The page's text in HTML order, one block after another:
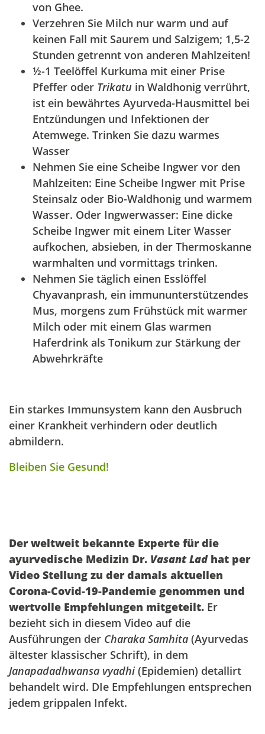
von Ghee.
Verzehren Sie Milch nur warm und auf
keinen Fall mit Saurem und Salzigem; 1,5-2
Stunden getrennt von anderen Mahlzeiten!
½-1 Teelöffel Kurkuma mit einer Prise
Pfeffer oder Trikatu in Waldhonig verrührt,
ist ein bewährtes Ayurveda-Hausmittel bei
Entzündungen und Infektionen der
Atemwege. Trinken Sie dazu warmes
Wasser
Nehmen Sie eine Scheibe Ingwer vor den
Mahlzeiten: Eine Scheibe Ingwer mit Prise
Steinsalz oder Bio-Waldhonig und warmem
Wasser. Oder Ingwerwasser: Eine dicke
Scheibe Ingwer mit einem Liter Wasser
aufkochen, absieben, in der Thermoskanne
warmhalten und vormittags trinken.
Nehmen Sie täglich einen Esslöffel
Chyavanprash, ein immununterstützendes
Mus, morgens zum Frühstück mit warmer
Milch oder mit einem Glas warmen
Haferdrink als Tonikum zur Stärkung der
Abwehrkräfte
Ein starkes Immunsystem kann den Ausbruch
einer Krankheit verhindern oder deutlich
abmildern.
Bleiben Sie Gesund!
Der weltweit bekannte Experte für die
ayurvedische Medizin Dr. Vasant Ladhat per
Video Stellung zu der damals aktuellen
Corona-Covid-19-Pandemie genommen und
wertvolle Empfehlungen mitgeteilt. Er
bezieht sich in diesem Video auf die
Ausführungen der Charaka Samhita (Ayurvedas
ältester klassischer Schrift), in dem
Janapadadhwansa vyadhi(Epidemien) detallirt
behandelt wird. DIe Empfehlungen entsprechen
jedem grippalen Infekt.